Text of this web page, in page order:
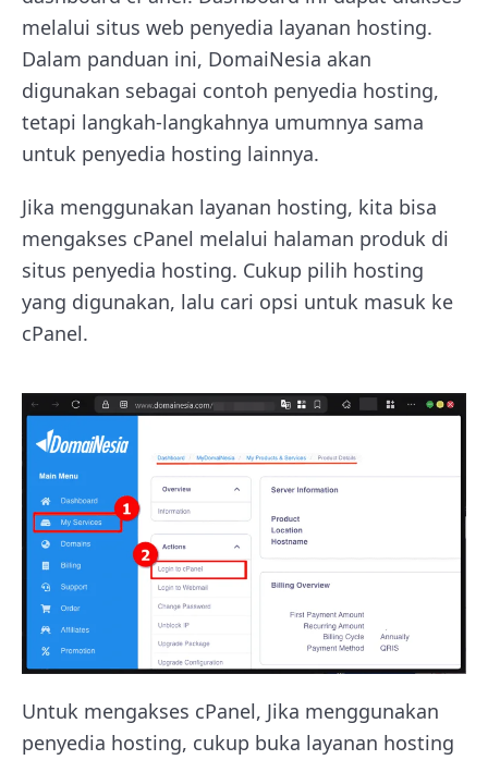
melalui situs web penyedia layanan hosting.
Dalam panduan ini, DomaiNesia akan
digunakan sebagai contoh penyedia hosting,
tetapi langkah-langkahnya umumnya sama
untuk penyedia hosting lainnya.
Jika menggunakan layanan hosting, kita bisa
mengakses cPanel melalui halaman produk di
situs penyedia hosting. Cukup pilih hosting
yang digunakan, lalu cari opsi untuk masuk ke
cPanel.
Untuk mengakses cPanel, Jika menggunakan
penyedia hosting, cukup buka layanan hosting